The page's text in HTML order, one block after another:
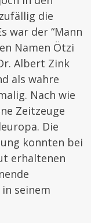
die
war der “Mann
Namen Ötzi
Albert Zink
als wahre
Nach wie
Zeitzeuge
Die
konnten bei
erhaltenen
seinem